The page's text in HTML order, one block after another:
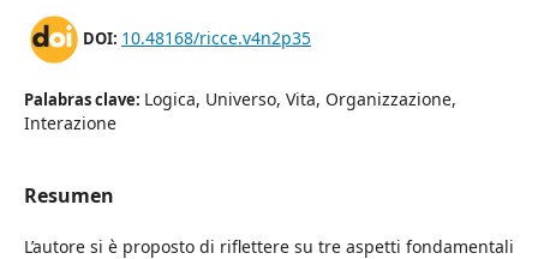
DOI: 10.48168/ricce.v4n2p35
Palabras clave: Logica, Universo, Vita, Organizzazione,
Interazione
Resumen
L’autore si è proposto di riflettere su tre aspetti fondamentali